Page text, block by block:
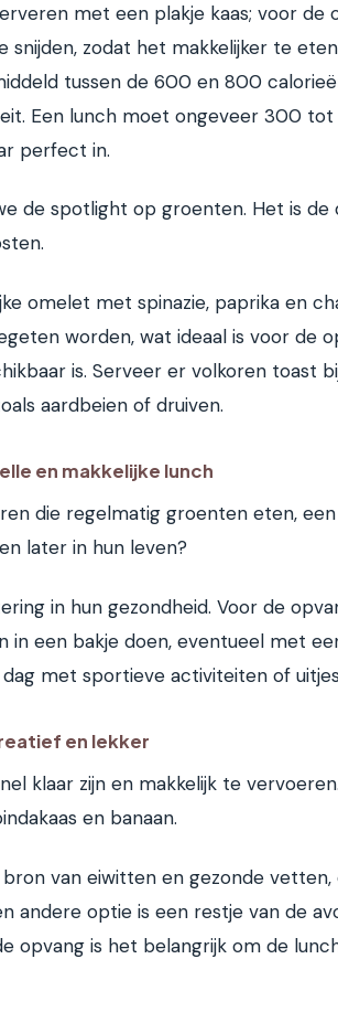
met een plakje kaas; voor de
snijden, zodat het makkelijker te
tussen de 600 en 800
Een lunch moet ongeveer 300
perfect in.
de spotlight op groenten. Het is de
omelet met spinazie, paprika en
worden, wat ideaal is voor de
is. Serveer er volkoren toast
aardbeien of druiven.
en makkelijke lunch
die regelmatig groenten eten,
later in hun leven?
in hun gezondheid. Voor de
in een bakje doen, eventueel met
met sportieve activiteiten of
en lekker
klaar zijn en makkelijk te
en banaan.
bron van eiwitten en gezonde
andere optie is een restje van de
opvang is het belangrijk om de